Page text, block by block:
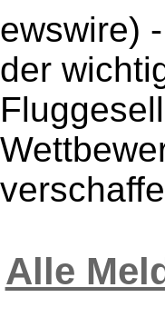
ewswire)
der
Alle